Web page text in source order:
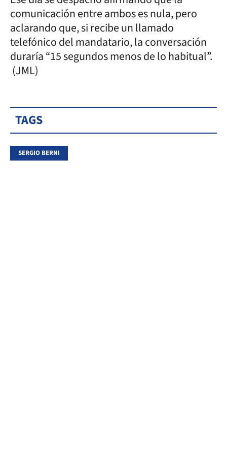
comunicación entre ambos es nula, pero
aclarando que, si recibe un llamado
telefónico del mandatario, la conversación
duraría “15 segundos menos de lo habitual”.
(JML)
TAGS
SERGIO BERNI